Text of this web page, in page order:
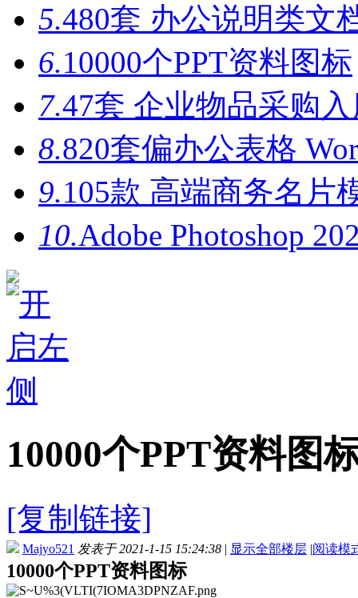
5.480套 办公说明类文
6.10000个PPT资料图标
7.47套 企业物品采购
8.820套偏办公表格
9.105款 高端商务名片
10.Adobe Photoshop
10000个PPT资料图
[复制链接]
Majyo521 发表于 2021-1-15 15:24:38 | 显示全部楼层 |阅读模
10000个PPT资料图标